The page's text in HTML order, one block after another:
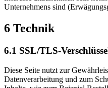
Unternehmens sind
6 Technik
6.1 SSL/TLS-
Diese Seite nutzt zur
Datenverarbeitung und zum